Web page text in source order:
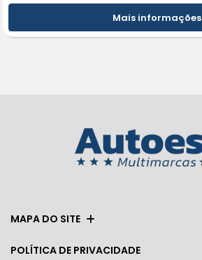
Mais informações
MAPA DO SITE
POLÍTICA DE PRIVACIDADE